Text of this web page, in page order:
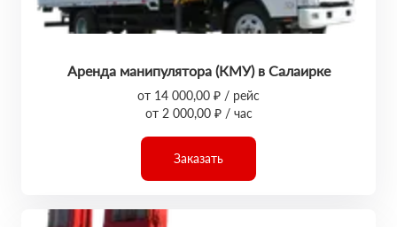
Аренда манипулятора (КМУ) в Салаирке
от 14 000,00 ₽ / рейс
от 2 000,00 ₽ / час
Заказать